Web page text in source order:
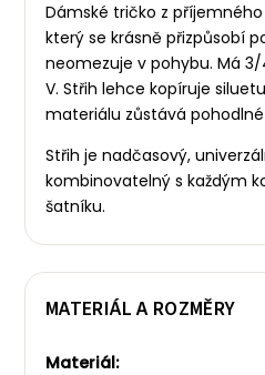
Dámské tričko z
který se krásně přizpůsobí
neomezuje v pohybu. Má
V. Střih lehce kopíruje
materiálu zůstává
Střih je nadčasový,
kombinovatelný s každým
šatníku.
MATERIÁL A ROZMĚRY
Materiál: